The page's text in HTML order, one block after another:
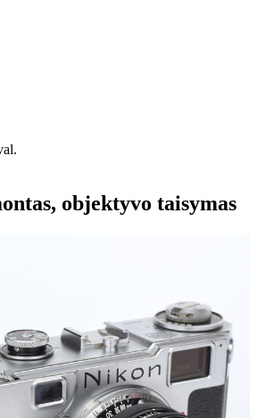
objektyvo taisymas